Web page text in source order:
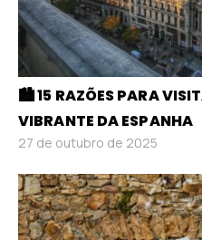
🏙️ 15 RAZÕES PARA
VIBRANTE DA ESPANHA
27 de outubro de 2025